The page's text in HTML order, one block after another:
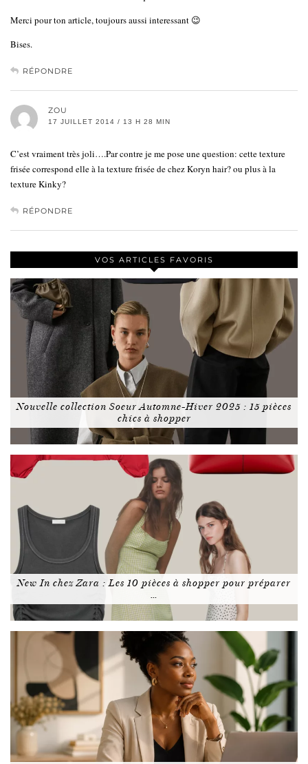
Merci pour ton article, toujours aussi interessant 😉
Bises.
RÉPONDRE
ZOU
17 JUILLET 2014 / 13 H 28 MIN
C’est vraiment très joli….Par contre je me pose une question: cette texture
frisée correspond elle à la texture frisée de chez Koryn hair? ou plus à la
texture Kinky?
RÉPONDRE
VOS ARTICLES FAVORIS
Nouvelle collection Soeur Automne-Hiver 2025 : 15 pièces
chics à shopper
New In chez Zara : Les 10 pièces à shopper pour préparer
…